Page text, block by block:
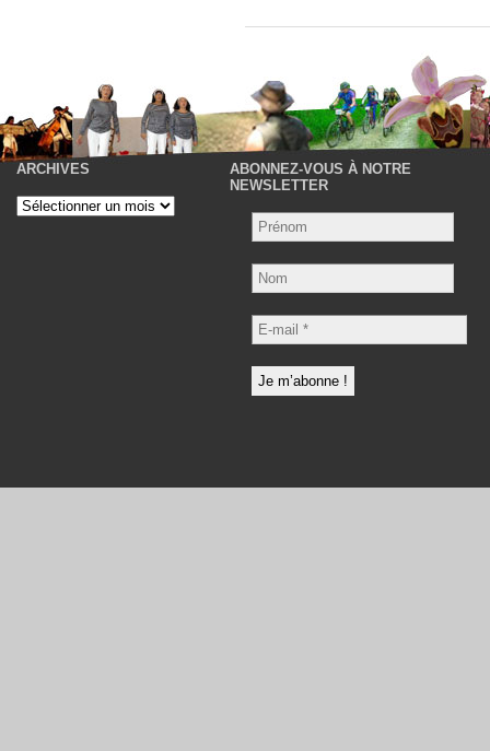
ARCHIVES
Archives
ABONNEZ-VOUS À NOTRE
NEWSLETTER
Nom
E-
mail
*